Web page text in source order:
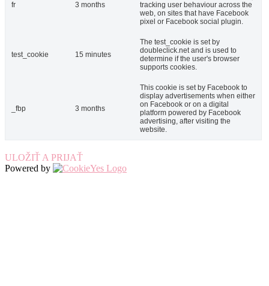
fr 3 months
tracking user behaviour across the
web, on sites that have Facebook
pixel or Facebook social plugin.
test_cookie 15 minutes
The test_cookie is set by
doubleclick.net and is used to
determine if the user's browser
supports cookies.
_fbp 3 months
This cookie is set by Facebook to
display advertisements when either
on Facebook or on a digital
platform powered by Facebook
advertising, after visiting the
website.
ULOŽIŤ A PRIJAŤ
Powered by